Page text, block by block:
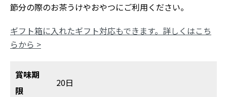
節分の際のお茶うけやおやつにご利用ください。
ギフト箱に入れたギフト対応もできます。詳しくはこち
らから >
賞味期
限
20日